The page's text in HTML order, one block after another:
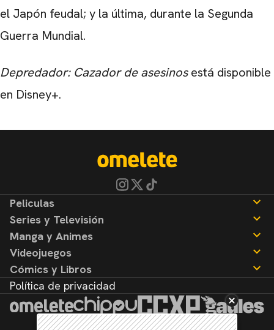
el Japón feudal; y la última, durante la Segunda
Guerra Mundial.
Depredador: Cazador de asesinosestá disponible
en Disney+.
Peliculas
Noticias
Reseñas
Series y Televisión
Noticias
Reseñas
Manga y Animes
Noticias
Reseñas
Videojuegos
Noticias
Reseñas
Cómics y Libros
Noticias
Reseñas
Política de privacidad